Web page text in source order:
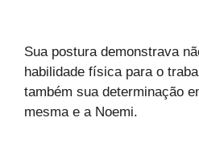
Sua postura demonstrava
habilidade física para o
também sua determinação
mesma e a Noemi.